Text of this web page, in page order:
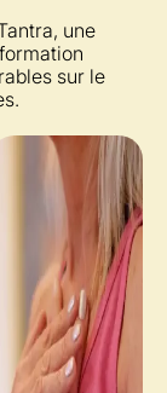
une
sur le